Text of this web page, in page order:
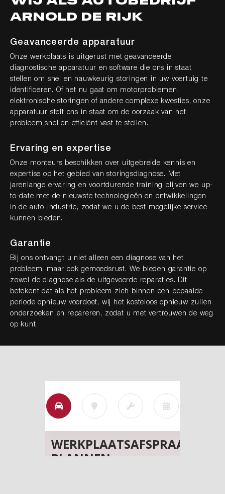
Heeft u vragen over onze diensten?
Een occasion of wilt u een afspraak maken? Neem
Arnold de Rijk
Geavanceerde apparatuur
Onze werkplaats is uitgerust met geavanceerde
diagnostische apparatuur en software die ons in staat
stellen om snel en nauwkeurig storingen in uw voertuig te
identificeren. Of het nu gaat om motorproblemen,
elektronische storingen of andere complexe kwesties, onze
apparatuur stelt ons in staat om de oorzaak van het
probleem snel en efficiënt vast te stellen.
Ervaring en expertise
Onze monteurs beschikken over uitgebreide kennis en
expertise op het gebied van storingsdiagnose. Met
jarenlange ervaring en voortdurende training blijven we up-
to-date met de nieuwste technologieën en ontwikkelingen
in de auto-industrie, zodat we u de best mogelijke service
kunnen bieden.
Garantie
Bij ons ontvangt u niet alleen een diagnose van het
probleem, maar ook gemoedsrust. We bieden garantie op
zowel de diagnose als de uitgevoerde reparaties. Dit
betekent dat als het probleem zich binnen een bepaalde
periode opnieuw voordoet, wij het kosteloos opnieuw zullen
onderzoeken en repareren, zodat u met vertrouwen de weg
op kunt.